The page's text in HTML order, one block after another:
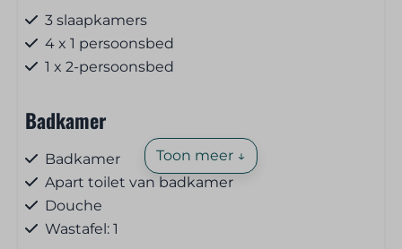
3 slaapkamers
4 x 1 persoonsbed
1 x 2-persoonsbed
Badkamer
Badkamer
Apart toilet van badkamer
Douche
Wastafel: 1
Toon meer ↓